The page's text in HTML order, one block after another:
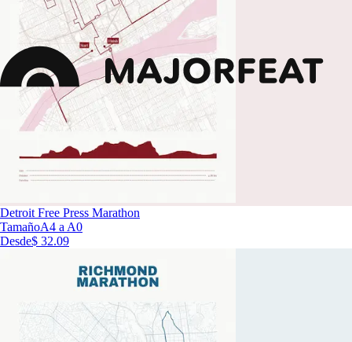
Detroit Free Press Marathon
TamañoA4 a A0
Desde$ 32.09